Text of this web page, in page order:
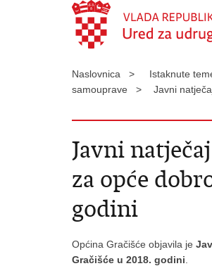
Naslovnica > Istaknute
samouprave >
Javni
Javni
za opće
godini
Općina Gračišće objavila je
Gračišće u 2018. godini